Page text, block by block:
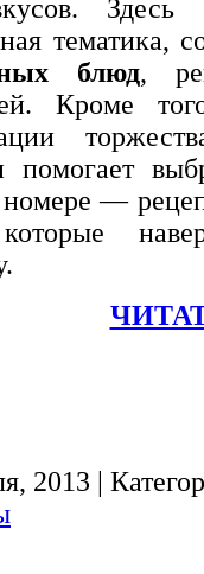
Здесь
тематика,
блюд,
Кроме
помогает
—
2013 |